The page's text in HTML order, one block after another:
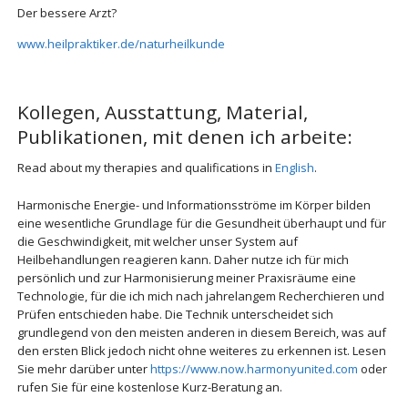
Der bessere Arzt?
www.heilpraktiker.de/naturheilkunde
Kollegen, Ausstattung, Material,
Publikationen, mit denen ich arbeite:
Read about my therapies and qualifications in English.
Harmonische Energie- und Informationsströme im Körper bilden
eine wesentliche Grundlage für die Gesundheit überhaupt und für
die Geschwindigkeit, mit welcher unser System auf
Heilbehandlungen reagieren kann. Daher nutze ich für mich
persönlich und zur Harmonisierung meiner Praxisräume eine
Technologie, für die ich mich nach jahrelangem Recherchieren und
Prüfen entschieden habe. Die Technik unterscheidet sich
grundlegend von den meisten anderen in diesem Bereich, was auf
den ersten Blick jedoch nicht ohne weiteres zu erkennen ist. Lesen
Sie mehr darüber unterhttps://www.now.harmonyunited.com oder
rufen Sie für eine kostenlose Kurz-Beratung an.